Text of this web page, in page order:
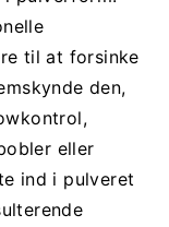
til at forsinke
den,
eller
ind i pulveret